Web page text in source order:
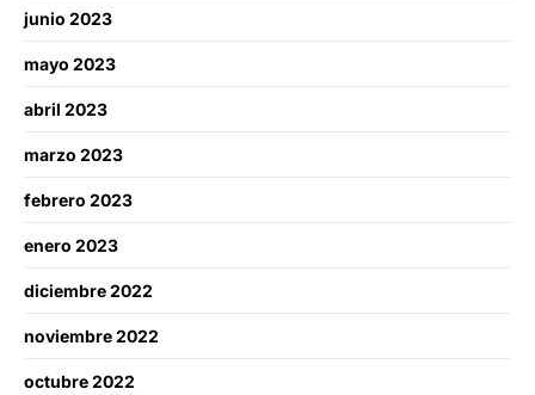
junio 2023
mayo 2023
abril 2023
marzo 2023
febrero 2023
enero 2023
diciembre 2022
noviembre 2022
octubre 2022